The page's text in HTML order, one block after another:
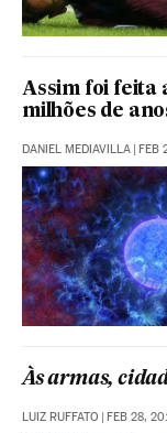
Assim foi feita
milhões de
DANIEL MEDIAVILLA FEB
Às armas,
LUIZ RUFFATO | FEB 28,